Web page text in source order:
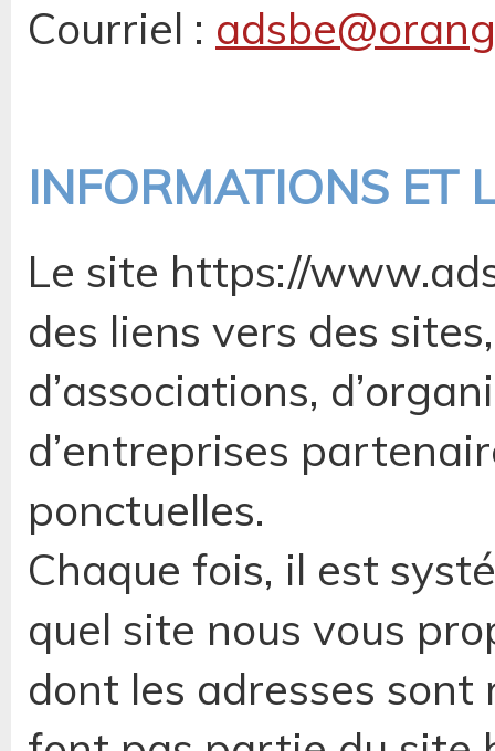
Courriel :
INFORMATIONS ET
Le site https://
des liens vers des
d’associations,
d’entreprises
ponctuelles.
Chaque fois, il est
quel site nous vous
dont les adresses